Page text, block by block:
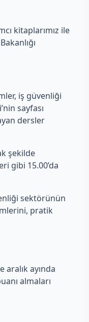
kitaplarımız ile
iş güvenliği
sayfası
dersler
şekilde
gibi 15.00’da
sektörünün
pratik
aralık ayında
almaları